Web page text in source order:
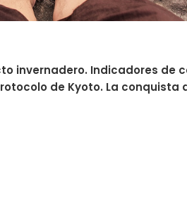
invernadero. Indicadores de
de Kyoto. La conquista